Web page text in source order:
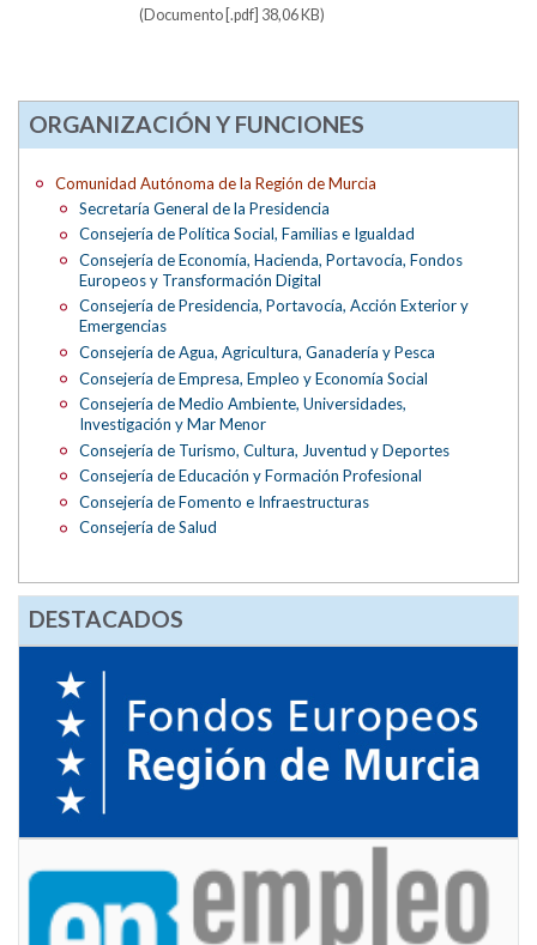
(Documento [.pdf] 38,06 KB)
ORGANIZACIÓN Y FUNCIONES
Comunidad Autónoma de la Región de Murcia
Secretaría General de la Presidencia
Consejería de Política Social, Familias e Igualdad
Consejería de Economía, Hacienda, Portavocía, Fondos
Europeos y Transformación Digital
Consejería de Presidencia, Portavocía, Acción Exterior y
Emergencias
Consejería de Agua, Agricultura, Ganadería y Pesca
Consejería de Empresa, Empleo y Economía Social
Consejería de Medio Ambiente, Universidades,
Investigación y Mar Menor
Consejería de Turismo, Cultura, Juventud y Deportes
Consejería de Educación y Formación Profesional
Consejería de Fomento e Infraestructuras
Consejería de Salud
DESTACADOS